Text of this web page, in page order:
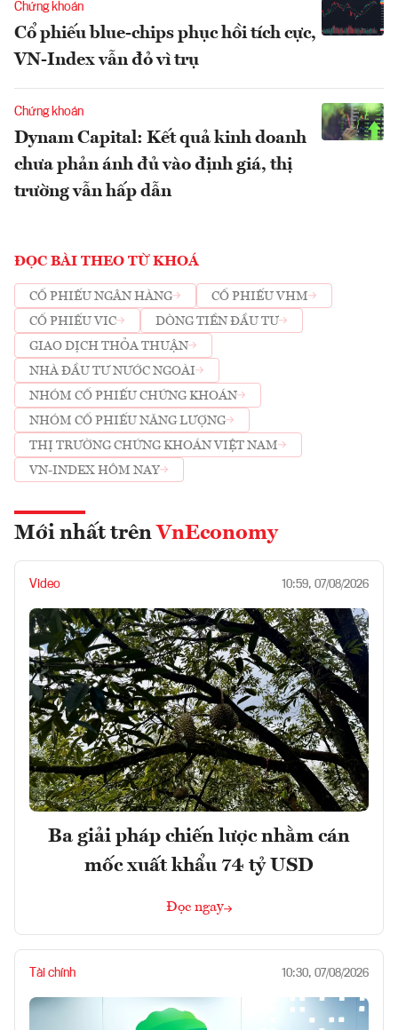
Chứng khoán
Cổ phiếu blue-chips phục hồi tích cực,
VN-Index vẫn đỏ vì trụ
Chứng khoán
Dynam Capital: Kết quả kinh doanh
chưa phản ánh đủ vào định giá, thị
trường vẫn hấp dẫn
ĐỌC BÀI THEO TỪ KHOÁ
CỔ PHIẾU NGÂN HÀNG
CỔ PHIẾU VHM
CỔ PHIẾU VIC
DÒNG TIỀN ĐẦU TƯ
GIAO DỊCH THỎA THUẬN
NHÀ ĐẦU TƯ NƯỚC NGOÀI
NHÓM CỔ PHIẾU CHỨNG KHOÁN
NHÓM CỔ PHIẾU NĂNG LƯỢNG
THỊ TRƯỜNG CHỨNG KHOÁN VIỆT NAM
VN-INDEX HÔM NAY
Mới nhất trên VnEconomy
Video 10:59, 07/08/2026
Ba giải pháp chiến lược nhằm cán
mốc xuất khẩu 74 tỷ USD
Đọc ngay
Tài chính 10:30, 07/08/2026